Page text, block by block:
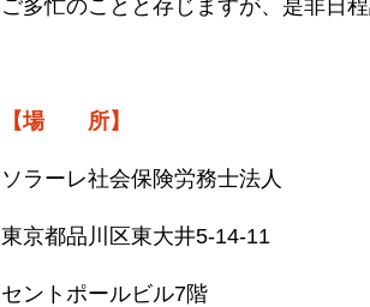
ご多忙のことと存じますが、是非日
【場 所】
ソラーレ社会保険労務士法人
東京都品川区東大井5-14-11
セントポールビル7階